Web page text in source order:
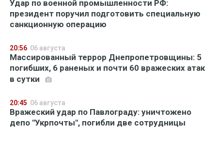
Удар по военной промышленности РФ:
президент поручил подготовить специальную
санкционную операцию
20:56 06 августа
Массированный террор Днепропетровщины: 5
погибших, 6 раненых и почти 60 вражеских атак
в сутки
20:45 06 августа
Вражеский удар по Павлограду: уничтожено
депо "Укрпочты", погибли две сотрудницы